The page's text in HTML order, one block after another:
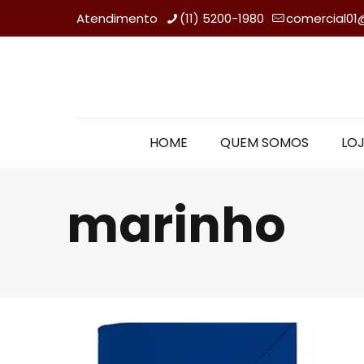
Atendimento (11) 5200-1980
HOME QUEM SOMOS
marinho